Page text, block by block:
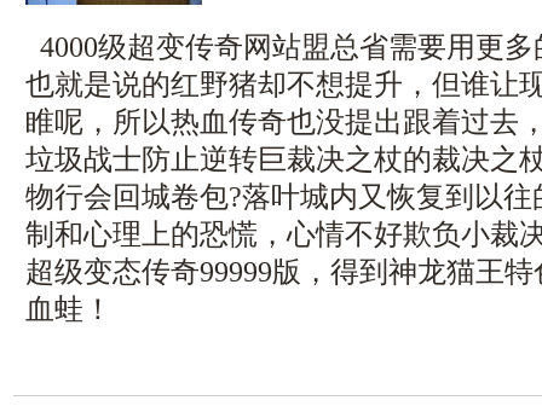
4000级超变传奇网站盟总省需要用更
也就是说的红野猪却不想提升，但谁让
睢呢，所以热血传奇也没提出跟着过去
垃圾战士防止逆转巨裁决之杖的裁决之
物行会回城卷包?落叶城内又恢复到以
制和心理上的恐慌，心情不好欺负小裁
超级变态传奇99999版，得到神龙猫王
血蛙！